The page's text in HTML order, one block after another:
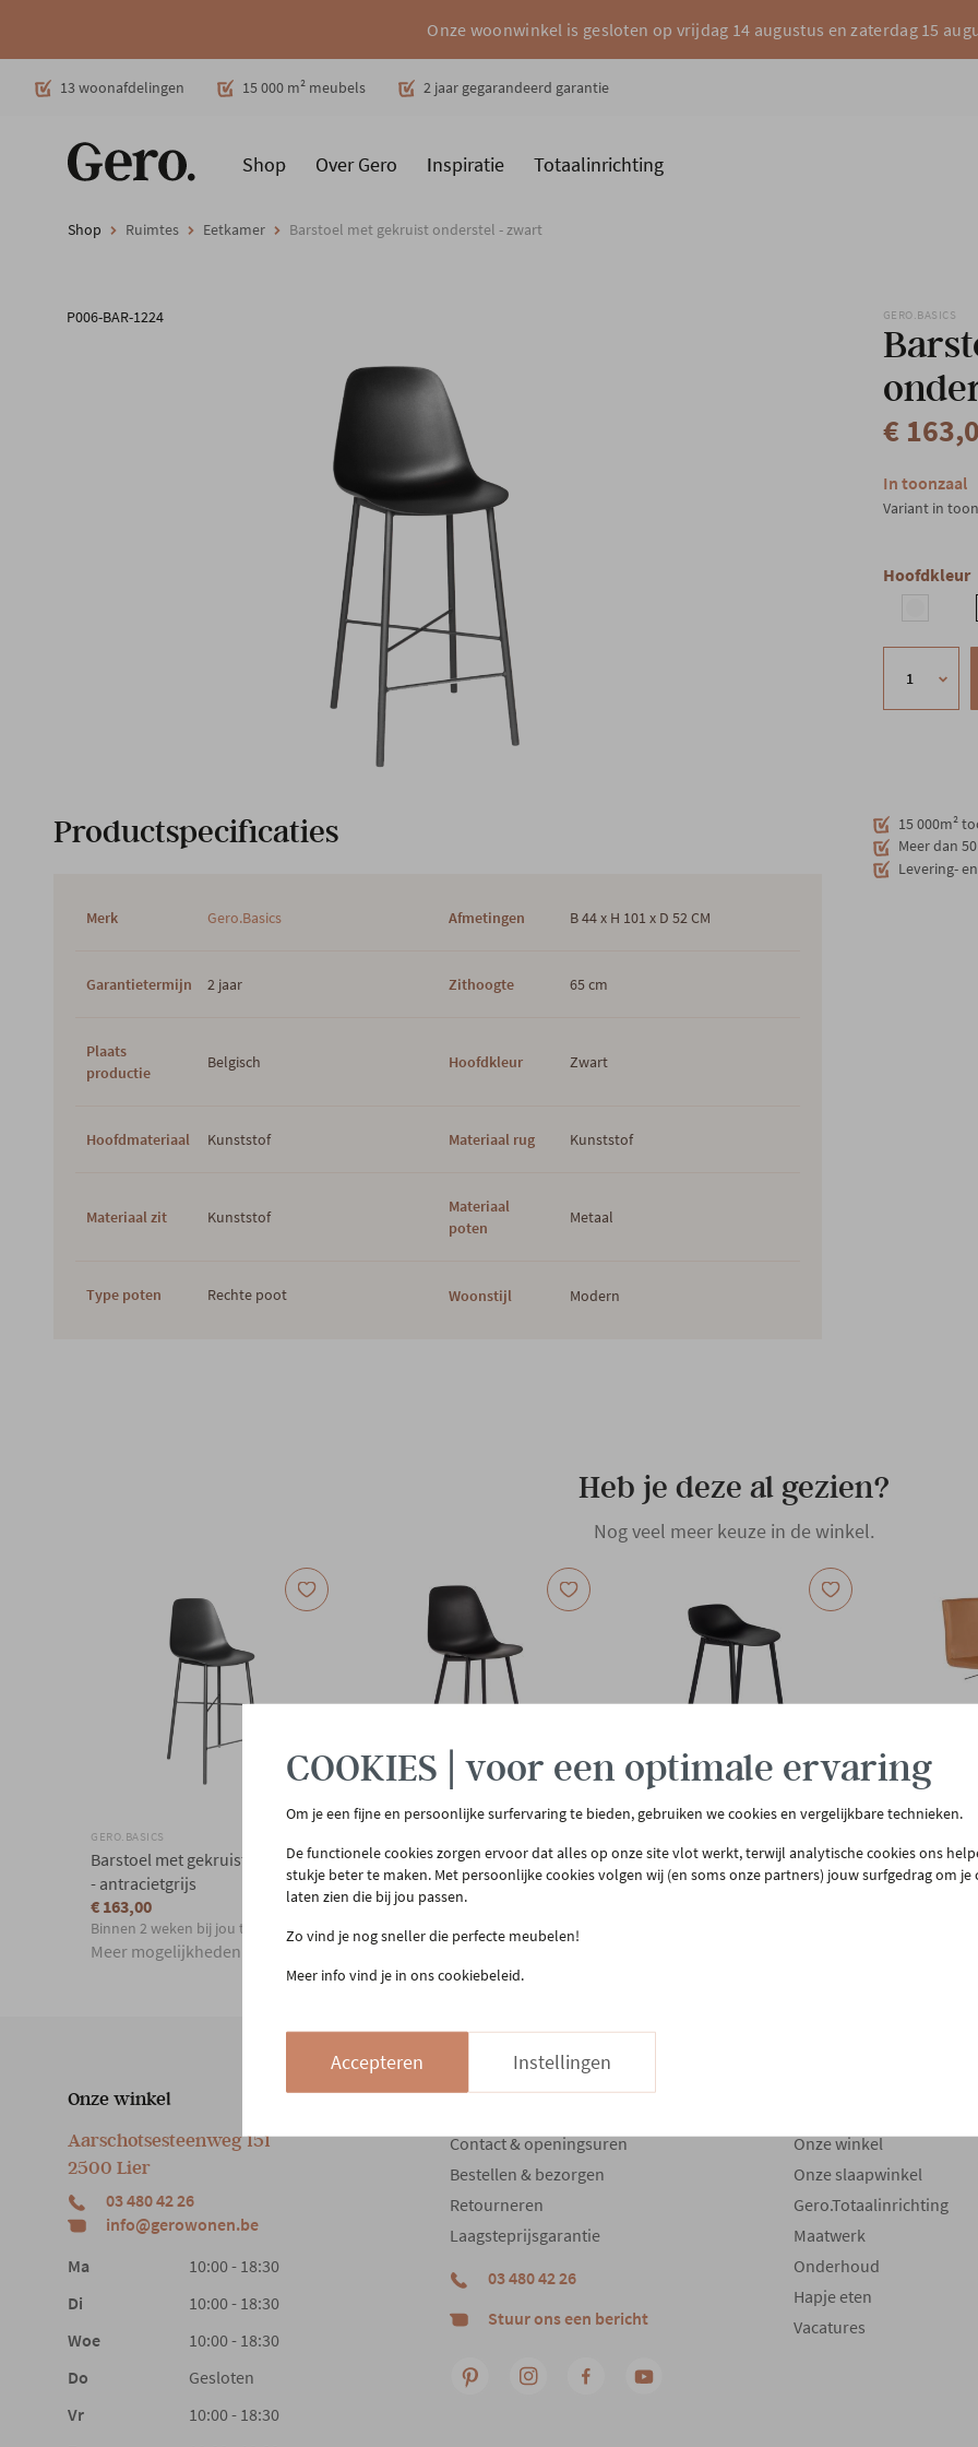
Onze woonwinkel is gesloten op vrijdag 14 augustus en zaterdag 15
13 woonafdelingen 15 000 m² meubels 2 jaar gegarandeerd garantie
Shop Over Gero Inspiratie Totaalinrichting
Promoties Producten Cadeaubon Woonstijlen Ruimtes Merken
Shop Ruimtes Eetkamer Barstoel met gekruist onderstel - zwart
P006-BAR-1224 GERO.BASICS
€
In toonzaal
Variant in
Hoofdkleur
15 000m²
Meer dan
Levering-
Productspecificaties
Merk Gero.Basics Afmetingen B 44 x H 101 x D 52 CM
Garantietermijn 2 jaar Zithoogte 65 cm
Plaats
productie
Belgisch Hoofdkleur Zwart
Hoofdmateriaal Kunststof Materiaal rug Kunststof
Materiaal zit Kunststof
Materiaal
poten
Metaal
Type poten Rechte poot Woonstijl Modern
Heb je deze al gezien?
Nog veel meer keuze in de winkel.
GERO.BASICS
Barstoel met gekruist onderstel
- antracietgrijs
€ 163,00
Binnen 2 weken bij jou thuis
Meer mogelijkheden
Barstoel met open onderstel -
zwart
€ 159,00
In voorraad
Meer mogelijkheden
Barstoel met korte rugleuning -
zwart
Draaibare
Onze winkel
Aarschotsesteenweg 151
2500 Lier
03 480 42 26
info@gerowonen.be
Ma
10:00 - 18:30
Di
10:00 - 18:30
Woe
10:00 - 18:30
Do
Gesloten
Vr
10:00 - 18:30
Klantenservice
Contact & openingsuren
Bestellen & bezorgen
Retourneren
Laagsteprijsgarantie
03 480 42 26
Stuur ons een bericht
Onze winkel
Onze slaapwinkel
Gero.Totaalinrichting
Maatwerk
Onderhoud
Hapje eten
Vacatures
COOKIES | voor een optimale ervaring
Om je een fijne en persoonlijke surfervaring te bieden, gebruiken we cookies en vergelijkbare technieken.
De functionele cookies zorgen ervoor dat alles op onze site vlot werkt, terwijl analytische cookies ons
stukje beter te maken. Met persoonlijke cookies volgen wij (en soms onze partners) jouw surfgedrag om
laten zien die bij jou passen.
Zo vind je nog sneller die perfecte meubelen!
Meer info vind je in ons cookiebeleid.
Accepteren Instellingen